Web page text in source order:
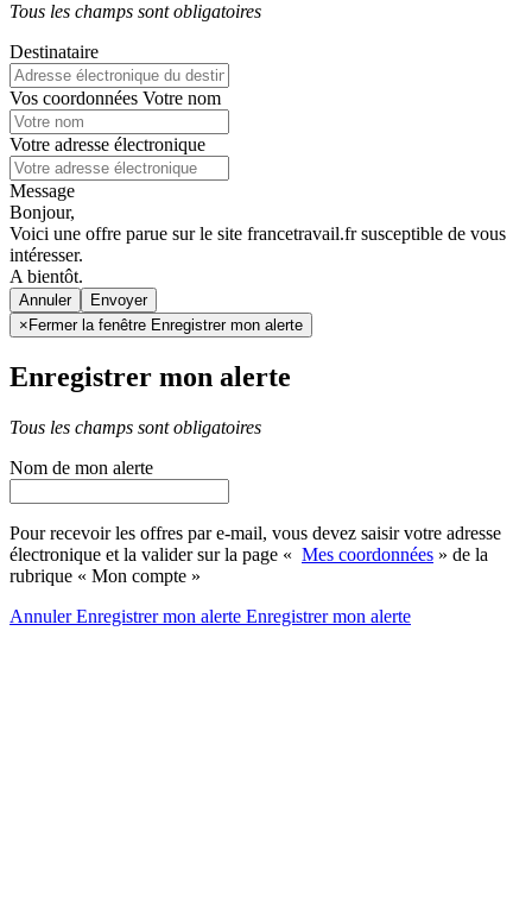
Tous les champs sont obligatoires
Destinataire
Vos coordonnées Votre nom
Votre adresse électronique
Message
Bonjour,
Voici une offre parue sur le site francetravail.fr susceptible de vous
intéresser.
A bientôt.
Annuler
× Fermer la fenêtre Enregistrer mon alerte
Enregistrer mon alerte
Tous les champs sont obligatoires
Nom de mon alerte
Pour recevoir les offres par e-mail, vous devez saisir votre adresse
électronique et la valider sur la page « Mes coordonnées » de la
rubrique « Mon compte »
AnnulerEnregistrer mon alerte Enregistrermon alerte